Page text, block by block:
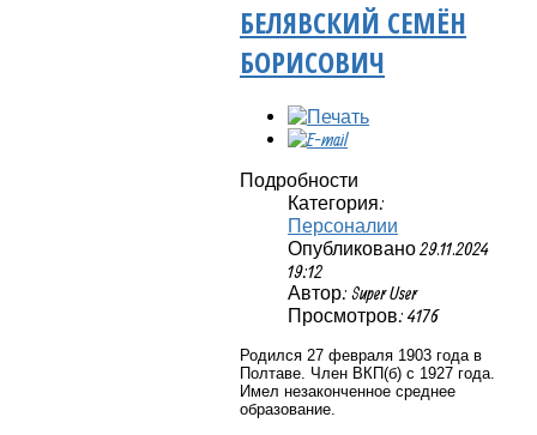
БЕЛЯВСКИЙ СЕМЁН
БОРИСОВИЧ
Подробности
Категория:
Персоналии
Опубликовано 29.11.2024
19:12
Автор: Super User
Просмотров: 4176
Родился 27 февраля 1903 года в
Полтаве. Член ВКП(б) с 1927 года.
Имел незаконченное среднее
образование.